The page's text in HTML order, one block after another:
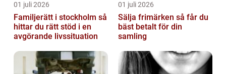
01 juli 2026
Familjerätt i stockholm så
hittar du rätt stöd i en
avgörande livssituation
01 juli 2026
Sälja frimärken så får du
bäst betalt för din
samling